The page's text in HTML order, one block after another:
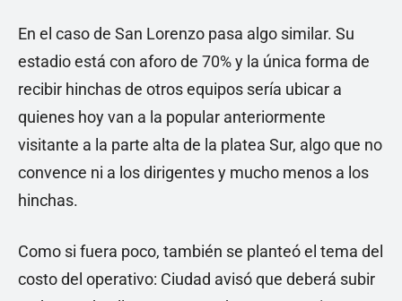
En el caso de San Lorenzo pasa algo similar. Su
estadio está con aforo de 70% y la única forma de
recibir hinchas de otros equipos sería ubicar a
quienes hoy van a la popular anteriormente
visitante a la parte alta de la platea Sur, algo que no
convence ni a los dirigentes y mucho menos a los
hinchas.
Como si fuera poco, también se planteó el tema del
costo del operativo: Ciudad avisó que deberá subir